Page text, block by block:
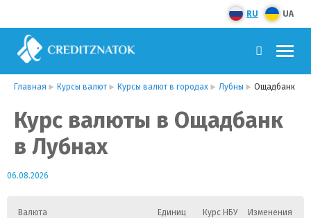
RU UA
Главная Курсы валют Курсы валют в городах Лубны Ощадбанк
Курс валюты в Ощадбанк
в Лубнах
06.08.2026
Валюта Единиц Курс НБУ Изменения